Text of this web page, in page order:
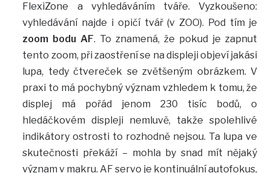
FlexiZone a vyhledáváním tváře. Vyzkoušeno:
vyhledávání najde i opičí tvář (v ZOO). Pod tím je
zoom bodu AF. To znamená, že pokud je zapnut
tento zoom, při zaostření se na displeji objeví jakási
lupa, tedy čtvereček se zvětšeným obrázkem. V
praxi to má pochybný význam vzhledem k tomu, že
displej má pořád jenom 230 tisíc bodů, o
hledáčkovém displeji nemluvě, takže spolehlivé
indikátory ostrosti to rozhodně nejsou. Ta lupa ve
skutečnosti překáží – mohla by snad mít nějaký
význam v makru. AF servo je kontinuální autofokus,